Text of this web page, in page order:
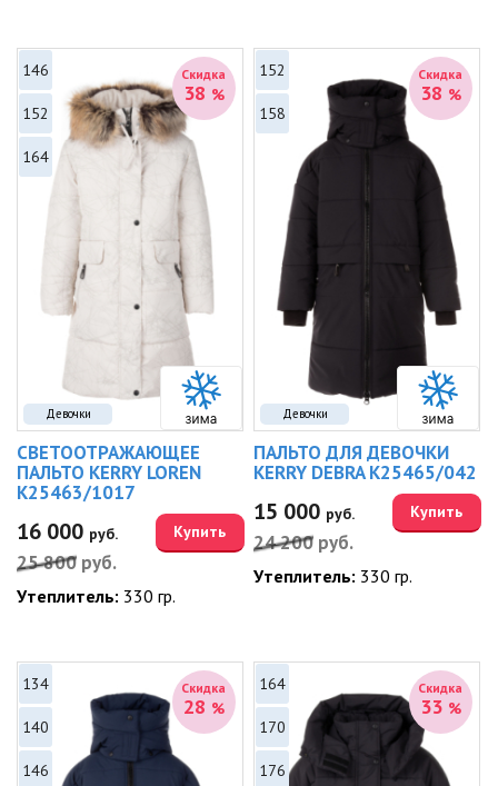
Девочки
Скидка
38 %
146
152
164
СВЕТООТРАЖАЮЩЕЕ
ПАЛЬТО KERRY LOREN
K25463/1017
16 000 руб.
25 800 руб.
Купить
Утеплитель: 330 гр.
Девочки
Скидка
38 %
152
158
ПАЛЬТО ДЛЯ ДЕВОЧКИ
KERRY DEBRA K25465/042
15 000 руб.
24 200 руб.
Купить
Утеплитель: 330 гр.
Скидка
28 %
134
140
146
Скидка
33 %
164
170
176